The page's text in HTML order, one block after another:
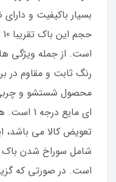
است. از جمله ویژگی
رنگ ثابت و مقاوم در
محصول شستشو و
ای مایع
شامل سوراخ شدن
است. در صورتی که